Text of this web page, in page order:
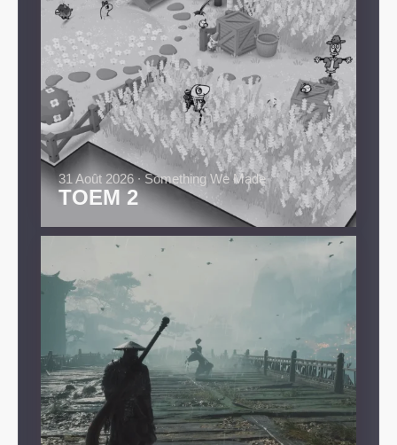
TOEM 2
31 Août 2026 ∙ Something We Made